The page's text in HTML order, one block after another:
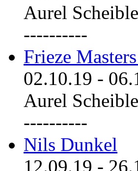
Aurel
----------
Frieze
02.10.19 -
Aurel
----------
Nils Dunkel
12.09.19 -